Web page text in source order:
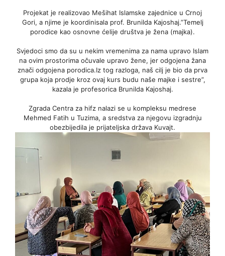
Projekat je realizovao Mešihat Islamske zajednice u Crnoj
Gori, a njime je koordinisala prof. Brunilda Kajoshaj.”Temelj
porodice kao osnovne ćelije društva je žena (majka).
Svjedoci smo da su u nekim vremenima za nama upravo Islam
na ovim prostorima očuvale upravo žene, jer odgojena žana
znači odgojena porodica.Iz tog razloga, naš cilj je bio da prva
grupa koja prodje kroz ovaj kurs budu naše majke i sestre”,
kazala je profesorica Brunilda Kajoshaj.
Zgrada Centra za hifz nalazi se u kompleksu medrese
Mehmed Fatih u Tuzima, a sredstva za njegovu izgradnju
obezbijedila je prijateljska država Kuvajt.